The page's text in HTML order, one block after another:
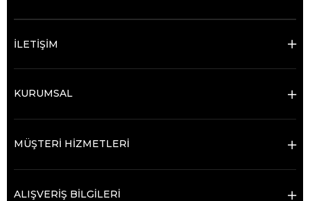
İLETİŞİM
KURUMSAL
MÜŞTERİ HİZMETLERİ
ALIŞVERİŞ BİLGİLERİ